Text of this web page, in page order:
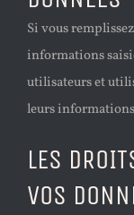
Si vous
informations
utilisateurs et
leurs
LES
VOS